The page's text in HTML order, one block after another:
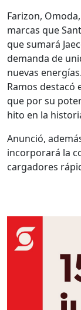
Farizon,
marcas que
que sumará
demanda de
nuevas
Ramos destacó
que por su
hito en la
Anunció,
incorporará la
cargadores